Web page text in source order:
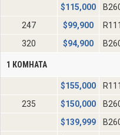
$115,000
247
$99,900
320
$94,900
1 КОМНАТА
$155,000
235
$150,000
$139,999